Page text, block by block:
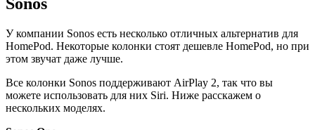
Sonos
У компании Sonos есть несколько отличных альтернатив для
HomePod. Некоторые колонки стоят дешевле HomePod, но при
этом звучат даже лучше.
Все колонки Sonos поддерживают AirPlay 2, так что вы
можете использовать для них Siri. Ниже расскажем о
нескольких моделях.